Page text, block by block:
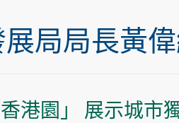
局局長黃
港園」 展示城市